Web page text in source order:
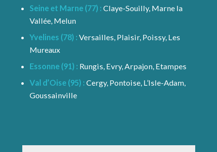
Seine et Marne (77) : Claye-Souilly, Marne la
Vallée, Melun
Yvelines (78) : Versailles, Plaisir, Poissy, Les
Mureaux
Essonne (91) : Rungis, Evry, Arpajon, Etampes
Val d’Oise (95) : Cergy, Pontoise, L’Isle-Adam,
Goussainville